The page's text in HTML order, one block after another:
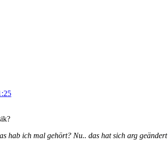
hab ich mal gehört? Nu.. das hat sich arg geändert